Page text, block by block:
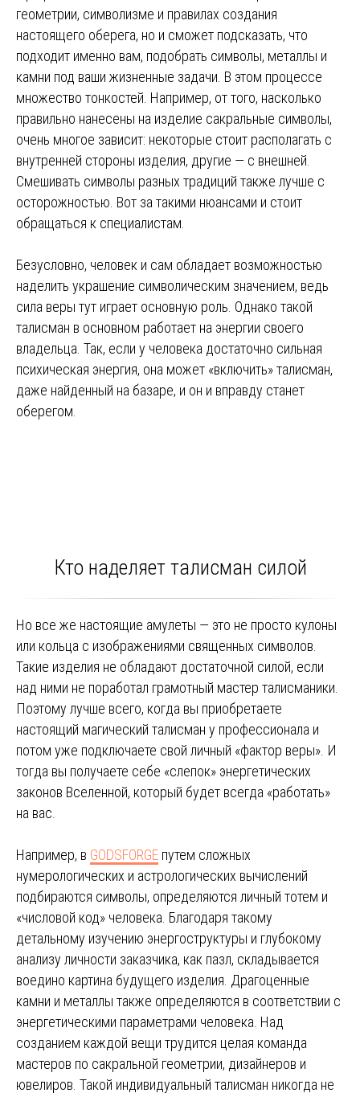
геометрии, символизме и правилах создания
настоящего оберега, но и сможет подсказать, что
подходит именно вам, подобрать символы, металлы и
камни под ваши жизненные задачи. В этом процессе
множество тонкостей. Например, от того, насколько
правильно нанесены на изделие сакральные символы,
очень многое зависит: некоторые стоит располагать с
внутренней стороны изделия, другие — с внешней.
Смешивать символы разных традиций также лучше с
осторожностью. Вот за такими нюансами и стоит
обращаться к специалистам.
Безусловно, человек и сам обладает возможностью
наделить украшение символическим значением, ведь
сила веры тут играет основную роль. Однако такой
талисман в основном работает на энергии своего
владельца. Так, если у человека достаточно сильная
психическая энергия, она может «включить» талисман,
даже найденный на базаре, и он и вправду станет
оберегом.
Кто наделяет талисман силой
Но все же настоящие амулеты — это не просто кулоны
или кольца с изображениями священных символов.
Такие изделия не обладают достаточной силой, если
над ними не поработал грамотный мастер талисманики.
Поэтому лучше всего, когда вы приобретаете
настоящий магический талисман у профессионала и
потом уже подключаете свой личный «фактор веры». И
тогда вы получаете себе «слепок» энергетических
законов Вселенной, который будет всегда «работать»
на вас.
Например, в GODSFORGE путем сложных
нумерологических и астрологических вычислений
подбираются символы, определяются личный тотем и
«числовой код» человека. Благодаря такому
детальному изучению энергоструктуры и глубокому
анализу личности заказчика, как пазл, складывается
воедино картина будущего изделия. Драгоценные
камни и металлы также определяются в соответствии с
энергетическими параметрами человека. Над
созданием каждой вещи трудится целая команда
мастеров по сакральной геометрии, дизайнеров и
ювелиров. Такой индивидуальный талисман никогда не